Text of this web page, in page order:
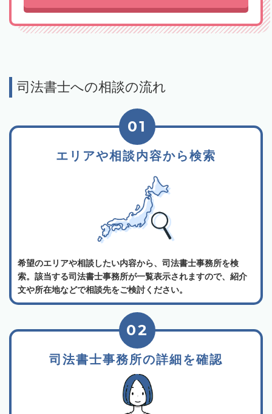
司法書士への相談の流れ
エリアや相談内容から検索
01
希望のエリアや相談したい内容から、司法書士事務所を検
索。該当する司法書士事務所が一覧表示されますので、紹介
文や所在地などで相談先をご検討ください。
司法書士事務所の詳細を確認
02